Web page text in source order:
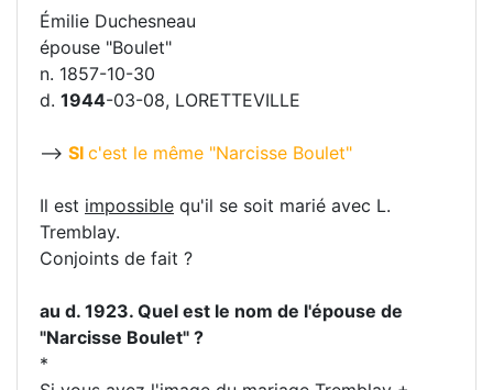
Émilie Duchesneau
épouse "Boulet"
n. 1857-10-30
d. 1944-03-08, LORETTEVILLE
--> SI c'est le même "Narcisse Boulet"
Il est impossible qu'il se soit marié avec L.
Tremblay.
Conjoints de fait ?
au d. 1923. Quel est le nom de l'épouse de
"Narcisse Boulet" ?
*